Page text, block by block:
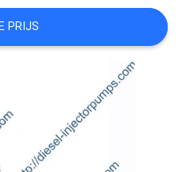
PRIJS